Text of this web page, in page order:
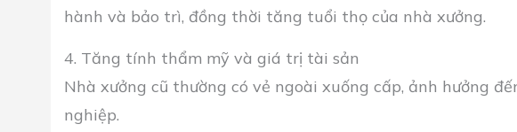
hành và bảo trì, đồng thời tăng tuổi thọ của nhà xưởng.
4. Tăng tính thẩm mỹ và giá trị tài sản
Nhà xưởng cũ thường có vẻ ngoài xuống cấp, ảnh hưởng
nghiệp.